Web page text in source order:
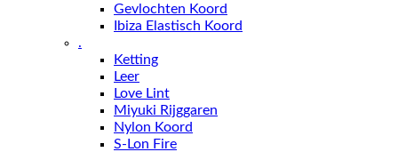
Gevlochten Koord
Ibiza Elastisch Koord
.
Ketting
Leer
Love Lint
Miyuki Rijggaren
Nylon Koord
S-Lon Fire